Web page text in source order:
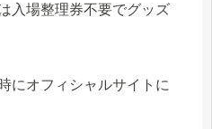
入場整理券不要でグッズ
にオフィシャルサイトに